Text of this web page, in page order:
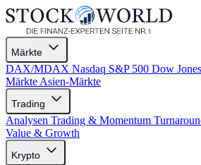
Märkte
DAX/MDAX Nasdaq S&P 500 Dow Jones
Märkte Asien-Märkte
Trading
Analysen Trading & Momentum
Value & Growth
Krypto